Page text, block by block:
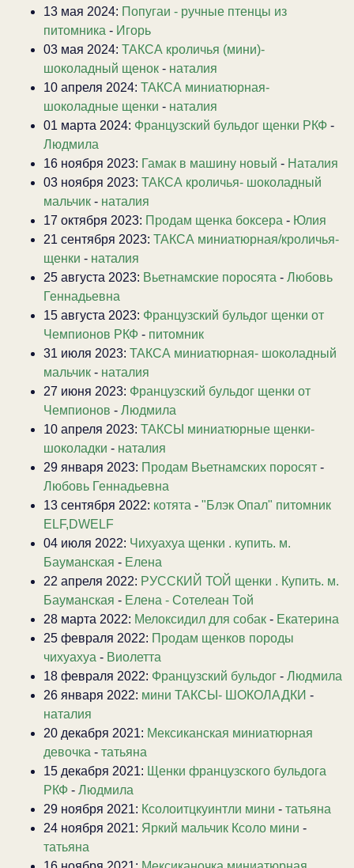
13 мая 2024: Попугаи - ручные птенцы из
питомника - Игорь
03 мая 2024: ТАКСА кроличья (мини)-
шоколадный щенок - наталия
10 апреля 2024: ТАКСА миниатюрная-
шоколадные щенки - наталия
01 марта 2024: Французский бульдог щенки РКФ -
Людмила
16 ноября 2023: Гамак в машину новый - Наталия
03 ноября 2023: ТАКСА кроличья- шоколадный
мальчик - наталия
17 октября 2023: Продам щенка боксера - Юлия
21 сентября 2023: ТАКСА миниатюрная/кроличья-
щенки - наталия
25 августа 2023: Вьетнамские поросята - Любовь
Геннадьевна
15 августа 2023: Французский бульдог щенки от
Чемпионов РКФ - питомник
31 июля 2023: ТАКСА миниатюрная- шоколадный
мальчик - наталия
27 июня 2023: Французский бульдог щенки от
Чемпионов - Людмила
10 апреля 2023: ТАКСЫ миниатюрные щенки-
шоколадки - наталия
29 января 2023: Продам Вьетнамских поросят -
Любовь Геннадьевна
13 сентября 2022: котята - "Блэк Опал" питомник
ELF,DWELF
04 июля 2022: Чихуахуа щенки . купить. м.
Бауманская - Елена
22 апреля 2022: РУССКИЙ ТОЙ щенки . Купить. м.
Бауманская - Елена - Сотелеан Той
28 марта 2022: Мелоксидил для собак - Екатерина
25 февраля 2022: Продам щенков породы
чихуахуа - Виолетта
18 февраля 2022: Французский бульдог - Людмила
26 января 2022: мини ТАКСЫ- ШОКОЛАДКИ -
наталия
20 декабря 2021: Мексиканская миниатюрная
девочка - татьяна
15 декабря 2021: Щенки французского бульдога
РКФ - Людмила
29 ноября 2021: Ксолоитцкуинтли мини - татьяна
24 ноября 2021: Яркий мальчик Ксоло мини -
татьяна